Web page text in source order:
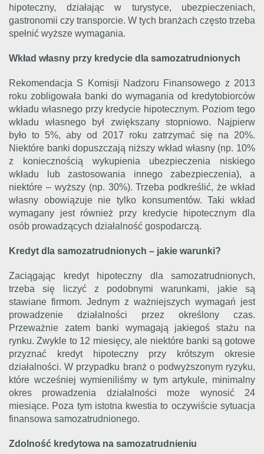
hipoteczny, działając w turystyce, ubezpieczeniach,
gastronomii czy transporcie. W tych branżach często trzeba
spełnić wyższe wymagania.
Wkład własny przy kredycie dla samozatrudnionych
Rekomendacja S Komisji Nadzoru Finansowego z 2013
roku zobligowała banki do wymagania od kredytobiorców
wkładu własnego przy kredycie hipotecznym. Poziom tego
wkładu własnego był zwiększany stopniowo. Najpierw
było to 5%, aby od 2017 roku zatrzymać się na 20%.
Niektóre banki dopuszczają niższy wkład własny (np. 10%
z koniecznością wykupienia ubezpieczenia niskiego
wkładu lub zastosowania innego zabezpieczenia), a
niektóre – wyższy (np. 30%). Trzeba podkreślić, że wkład
własny obowiązuje nie tylko konsumentów. Taki wkład
wymagany jest również przy kredycie hipotecznym dla
osób prowadzących działalność gospodarczą.
Kredyt dla samozatrudnionych – jakie warunki?
Zaciągając kredyt hipoteczny dla samozatrudnionych,
trzeba się liczyć z podobnymi warunkami, jakie są
stawiane firmom. Jednym z ważniejszych wymagań jest
prowadzenie działalności przez określony czas.
Przeważnie zatem banki wymagają jakiegoś stażu na
rynku. Zwykle to 12 miesięcy, ale niektóre banki są gotowe
przyznać kredyt hipoteczny przy krótszym okresie
działalności. W przypadku branż o podwyższonym ryzyku,
które wcześniej wymieniliśmy w tym artykule, minimalny
okres prowadzenia działalności może wynosić 24
miesiące. Poza tym istotna kwestia to oczywiście sytuacja
finansowa samozatrudnionego.
Zdolność kredytowa na samozatrudnieniu